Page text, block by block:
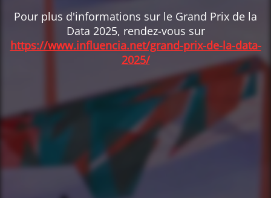
Pour plus d'informations sur le Grand Prix de la
Data 2025, rendez-vous sur
https://www.influencia.net/grand-prix-de-la-data-
2025/